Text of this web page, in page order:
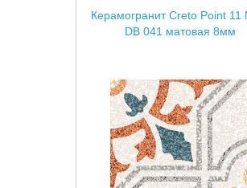
Керамогранит Creto Point 11
DB 041 матовая 8мм